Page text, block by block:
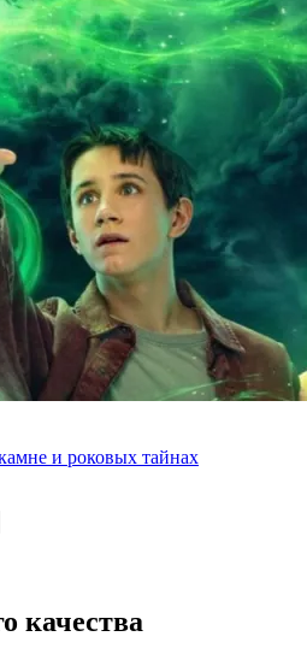
и роковых тайнах
качества